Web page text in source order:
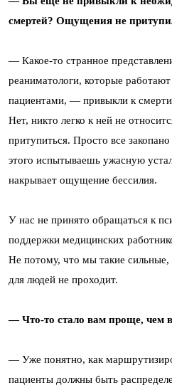
смертей? Ощущения не
— Какое-то странное
реаниматологи, которые
пациентами, — привыкли к смерти
Нет, никто легко к ней не
притупиться. Просто все
этого испытываешь ужасную
накрывает ощущение бессилия.
У нас не принято обращаться к
поддержки медицинских
Не потому, что мы такие сильные,
для людей не проходит.
— Что-то стало вам проще, чем
— Уже понятно, как
пациенты должны быть